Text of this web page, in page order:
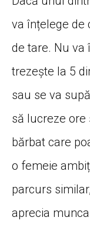
va înțelege de
de tare. Nu va
trezește la 5
sau se va
să lucreze ore
bărbat care
o femeie
parcurs
aprecia